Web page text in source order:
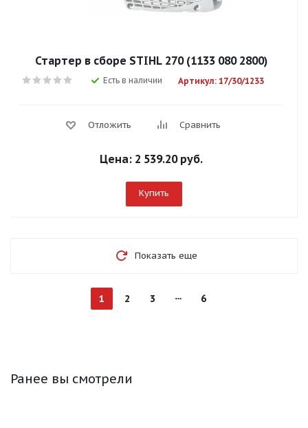
Стартер в сборе STIHL 270 (1133 080 2800)
Есть в наличии Артикул: 17/30/1233
Отложить Сравнить
Цена: 2 539.20 руб.
Купить
Показать еще
1 2 3 6
Ранее вы смотрели